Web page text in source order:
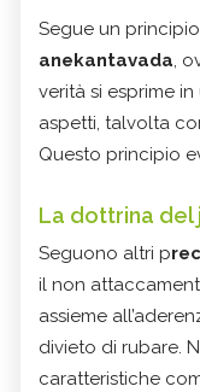
Segue un
anekantavada,
verità si esprime
aspetti, talvolta
Questo principio
La dottrina del
Seguono altri p
il non
assieme
divieto di rubare.
caratteristiche